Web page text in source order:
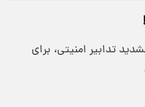
تدابیر امنیتی، برای